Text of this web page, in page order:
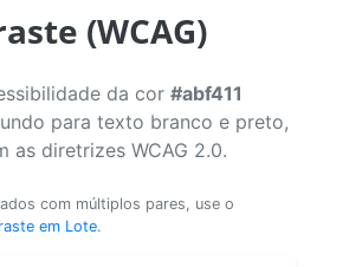
(WCAG)
da cor #abf411
para texto branco e preto,
as diretrizes WCAG 2.0.
com múltiplos pares, use o
em Lote.